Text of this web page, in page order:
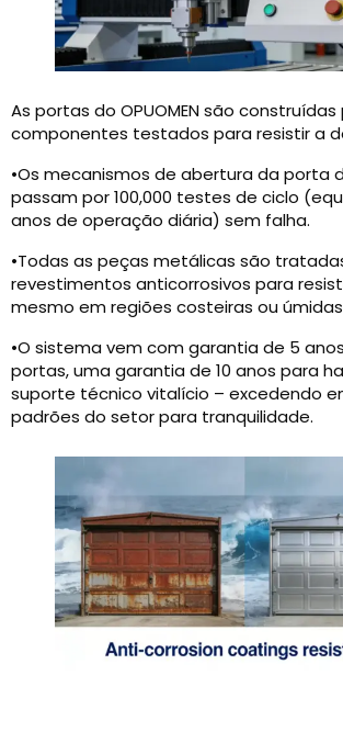
As portas do OPUOMEN são
componentes testados para resistir a
•Os mecanismos de abertura da porta
passam por 100,000 testes de ciclo
anos de operação diária) sem falha.
•Todas as peças metálicas são
revestimentos anticorrosivos para
mesmo em regiões costeiras ou
•O sistema vem com garantia de 5
portas, uma garantia de 10 anos para
suporte técnico vitalício – excedendo
padrões do setor para tranquilidade.